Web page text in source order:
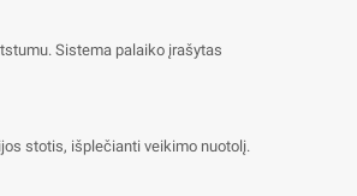
Sistema palaiko įrašytas
stotis, išplečianti veikimo nuotolį.